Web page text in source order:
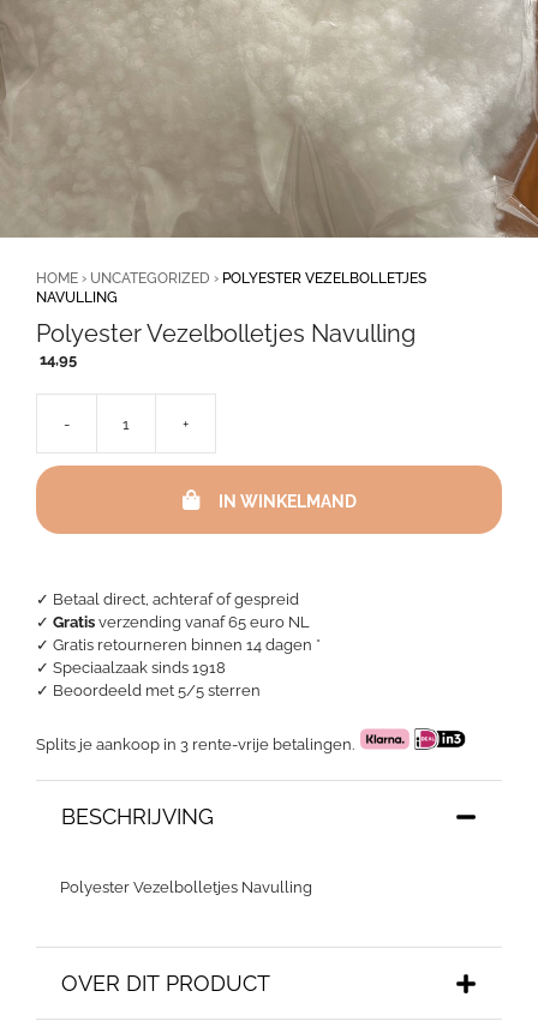
✓ Betaal direct, achteraf of gespreid
✓ Gratis verzending vanaf 65 euro NL
✓ Gratis retourneren binnen 14 dagen *
✓ Speciaalzaak sinds 1918
✓ Beoordeeld met 5/5 sterren
Splits je aankoop in 3 rente-vrije betalingen.
HOME › UNCATEGORIZED › POLYESTER VEZELBOLLETJES
NAVULLING
Polyester Vezelbolletjes Navulling
14,95
BESCHRIJVING
Polyester Vezelbolletjes Navulling
OVER DIT PRODUCT
-
Vezelbolletjes
aantal
+
IN WINKELMAND